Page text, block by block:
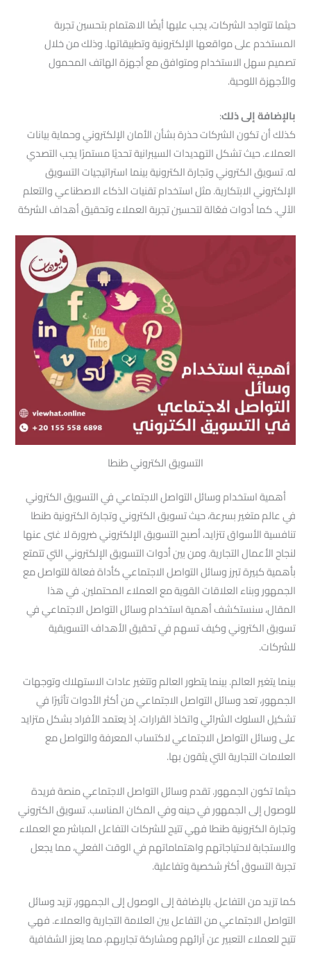
حيثما تتواجد الشركات، يجب عليها أيضًا الاهتمام بتحسين تجربة
المستخدم على مواقعها الإلكترونية وتطبيقاتها. وذلك من خلال
تصميم سهل الاستخدام ومتوافق مع أجهزة الهاتف المحمول
والأجهزة اللوحية.
بالإضافة إلى ذلك:
كذلك أن تكون الشركات حذرة بشأن الأمان الإلكتروني وحماية بيانات
العملاء. حيث تشكل التهديدات السيبرانية تحديًا مستمرًا يجب التصدي
له. تسويق الكتروني وتجارة الكترونية بينما استراتيجيات التسويق
الإلكتروني الابتكارية. مثل استخدام تقنيات الذكاء الاصطناعي والتعلم
الآلي. كما أدوات فعّالة لتحسين تجربة العملاء وتحقيق أهداف الشركة
التسويق الكتروني طنطا
أهمية استخدام وسائل التواصل الاجتماعي في التسويق الكتروني
في عالم متغير بسرعة، حيث تسويق الكتروني وتجارة الكترونية طنطا
تنافسية الأسواق تتزايد، أصبح التسويق الإلكتروني ضرورة لا غنى عنها
لنجاح الأعمال التجارية. ومن بين أدوات التسويق الإلكتروني التي تتمتع
بأهمية كبيرة تبرز وسائل التواصل الاجتماعي كأداة فعالة للتواصل مع
الجمهور وبناء العلاقات القوية مع العملاء المحتملين. في هذا
المقال، سنستكشف أهمية استخدام وسائل التواصل الاجتماعي في
تسويق الكتروني وكيف تسهم في تحقيق الأهداف التسويقية
للشركات.
بينما يتغير العالم. بينما يتطور العالم وتتغير عادات الاستهلاك وتوجهات
الجمهور، تعد وسائل التواصل الاجتماعي من أكثر الأدوات تأثيرًا في
تشكيل السلوك الشرائي واتخاذ القرارات. إذ يعتمد الأفراد بشكل متزايد
على وسائل التواصل الاجتماعي لاكتساب المعرفة والتواصل مع
العلامات التجارية التي يثقون بها.
حيثما تكون الجمهور. تقدم وسائل التواصل الاجتماعي منصة فريدة
للوصول إلى الجمهور في حينه وفي المكان المناسب. تسويق الكتروني
وتجارة الكترونية طنطا فهي تتيح للشركات التفاعل المباشر مع العملاء
والاستجابة لاحتياجاتهم واهتماماتهم في الوقت الفعلي، مما يجعل
تجربة التسوق أكثر شخصية وتفاعلية.
كما تزيد من التفاعل. بالإضافة إلى الوصول إلى الجمهور، تزيد وسائل
التواصل الاجتماعي من التفاعل بين العلامة التجارية والعملاء. فهي
تتيح للعملاء التعبير عن آرائهم ومشاركة تجاربهم، مما يعزز الشفافية